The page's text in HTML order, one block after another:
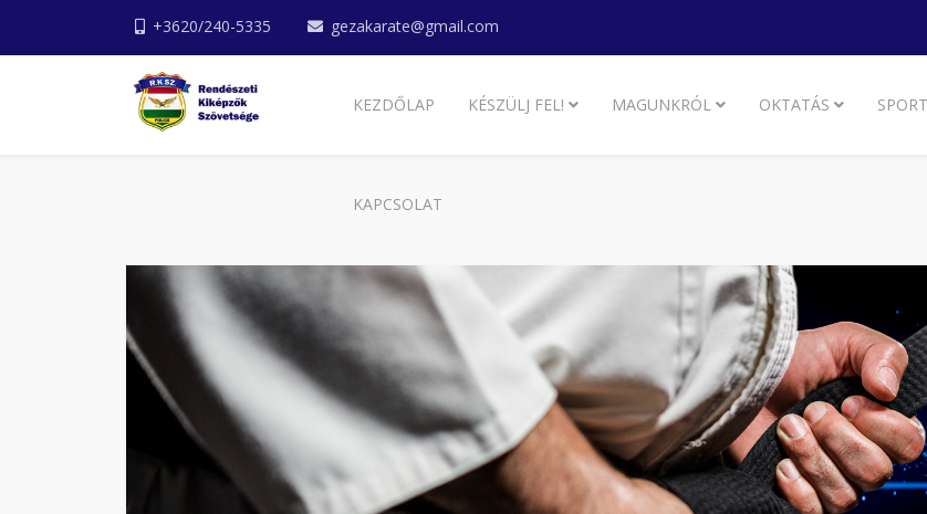
+3620/240-5335 gezakarate@gmail.com
KEZDŐLAP KÉSZÜLJ FEL! MAGUNKRÓL OKTATÁS SPORT
KAPCSOLAT